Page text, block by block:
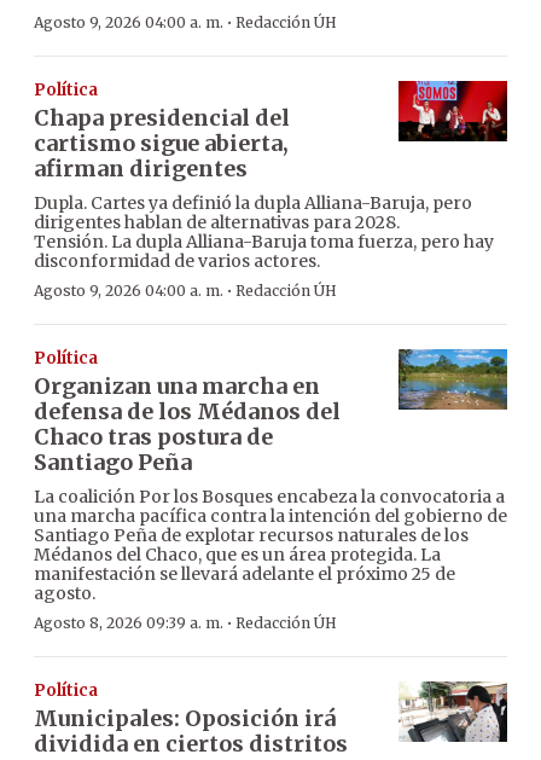
Agosto 9, 2026 04:00 a. m. · Redacción ÚH
Política
Chapa presidencial del
cartismo sigue abierta,
afirman dirigentes
Dupla. Cartes ya definió la dupla Alliana-Baruja, pero
dirigentes hablan de alternativas para 2028.
Tensión. La dupla Alliana-Baruja toma fuerza, pero hay
disconformidad de varios actores.
Agosto 9, 2026 04:00 a. m. · Redacción ÚH
Política
Organizan una marcha en
defensa de los Médanos del
Chaco tras postura de
Santiago Peña
La coalición Por los Bosques encabeza la convocatoria a
una marcha pacífica contra la intención del gobierno de
Santiago Peña de explotar recursos naturales de los
Médanos del Chaco, que es un área protegida. La
manifestación se llevará adelante el próximo 25 de
agosto.
Agosto 8, 2026 09:39 a. m. · Redacción ÚH
Política
Municipales: Oposición irá
dividida en ciertos distritos